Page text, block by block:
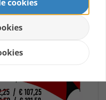
cookies